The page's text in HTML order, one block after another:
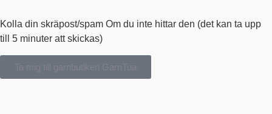
Kolla din skräpost/spam Om du inte hittar den (det kan ta upp
till 5 minuter att skickas)
Ta mig till garnbutiken GarnTua